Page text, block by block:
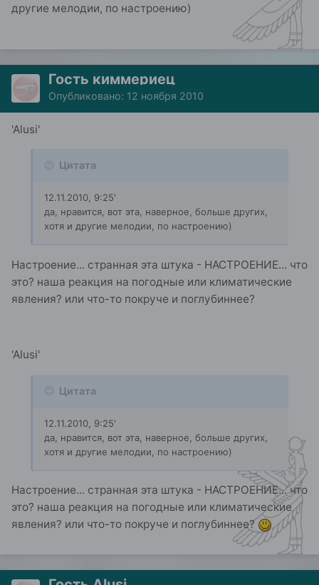
другие мелодии, по настроению)
Гость киммериец
Опубликовано: 12 ноября 2010
'Alusi'
Цитата
12.11.2010, 9:25'
да, нравится, вот эта, наверное, больше других,
хотя и другие мелодии, по настроению)
Настроение... странная эта штука - НАСТРОЕНИЕ... что
это? наша реакция на погодные или климатические
явления? или что-то покруче и поглубиннее?
'Alusi'
Цитата
12.11.2010, 9:25'
да, нравится, вот эта, наверное, больше других,
хотя и другие мелодии, по настроению)
Настроение... странная эта штука - НАСТРОЕНИЕ... что
это? наша реакция на погодные или климатические
явления? или что-то покруче и поглубиннее?